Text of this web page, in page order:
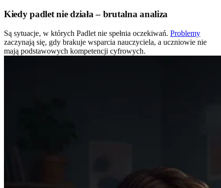
Kiedy padlet nie działa – brutalna analiza
Są sytuacje, w których Padlet nie spełnia oczekiwań. Problemy
zaczynają się, gdy brakuje wsparcia nauczyciela, a uczniowie nie
mają podstawowych kompetencji cyfrowych.